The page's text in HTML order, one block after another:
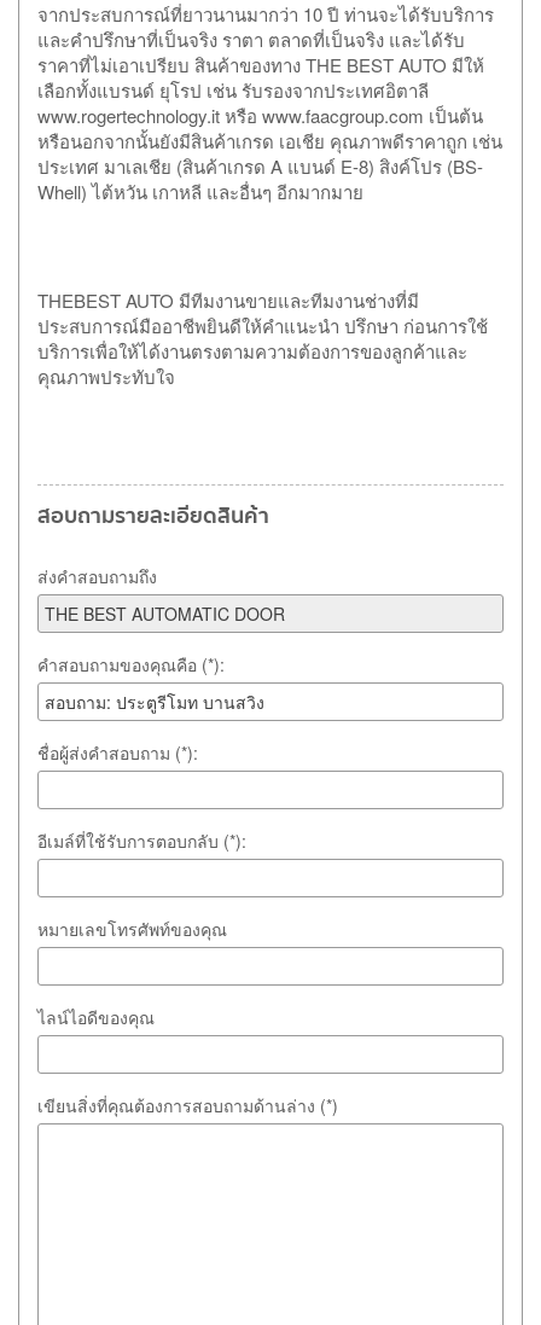
จากประสบการณ์ที่ยาวนานมากว่า 10 ปี ท่านจะได้รับบริการ
และคำปรึกษาที่เป็นจริง ราตา ตลาดที่เป็นจริง และได้รับ
ราคาที่ไม่เอาเปรียบ สินค้าของทาง THE BEST AUTO มีให้
เลือกทั้งแบรนด์ ยุโรป เช่น รับรองจากประเทศอิตาลี
www.rogertechnology.it หรือ www.faacgroup.com เป็นต้น
หรือนอกจากนั้นยังมีสินค้าเกรด เอเชีย คุณภาพดีราคาถูก เช่น
ประเทศ มาเลเชีย (สินค้าเกรด A แบนด์ E-8) สิงค์โปร (BS-
Whell) ไต้หวัน เกาหลี และอื่นๆ อีกมากมาย
THEBEST AUTO มีทีมงานขายและทีมงานช่างที่มี
ประสบการณ์มืออาชีพยินดีให้คำแนะนำ ปรึกษา ก่อนการใช้
บริการเพื่อให้ได้งานตรงตามความต้องการของลูกค้าและ
คุณภาพประทับใจ
สอบถามรายละเอียดสินค้า
ส่งคำสอบถามถึง
คำสอบถามของคุณคือ (*):
ชื่อผู้ส่งคำสอบถาม (*):
อีเมล์ที่ใช้รับการตอบกลับ (*):
หมายเลขโทรศัพท์ของคุณ
ไลน์ไอดีของคุณ
เขียนสิ่งที่คุณต้องการสอบถามด้านล่าง (*)